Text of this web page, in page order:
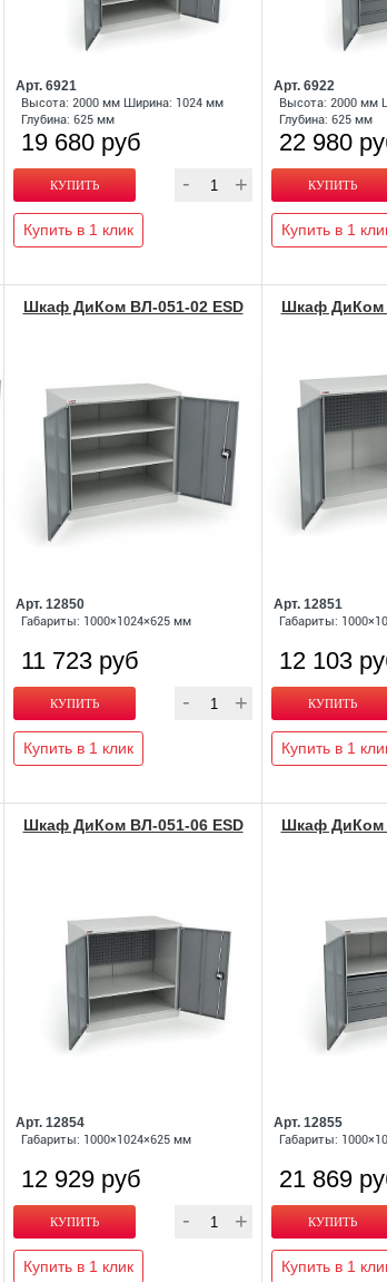
Арт. 6921
Высота: 2000 мм Ширина: 1024 мм
Глубина: 625 мм
19 680 руб
Купить в 1 клик
Арт. 6922
Высота: 2000 мм
Глубина: 625 мм
22 980
Купить в 1
Шкаф ДиКом ВЛ-051-02 ESD
Арт. 12850
Габариты: 1000×1024×625 мм
11 723 руб
Купить в 1 клик
Шкаф ДиКом
Арт. 12851
Габариты:
12 103
Купить в 1
Шкаф ДиКом ВЛ-051-06 ESD
Арт. 12854
Габариты: 1000×1024×625 мм
12 929 руб
Купить в 1 клик
Шкаф ДиКом
Арт. 12855
Габариты:
21 869
Купить в 1